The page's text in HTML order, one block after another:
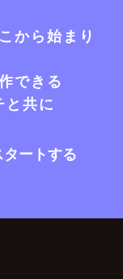
から始まり
できる
共に
ートする